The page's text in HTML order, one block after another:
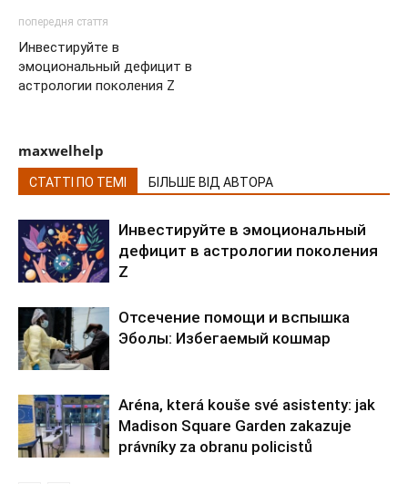
попередня стаття
Инвестируйте в
эмоциональный дефицит в
астрологии поколения Z
maxwelhelp
СТАТТІ ПО ТЕМІ БІЛЬШЕ ВІД АВТОРА
Инвестируйте в эмоциональный
дефицит в астрологии поколения
Z
Отсечение помощи и вспышка
Эболы: Избегаемый кошмар
Aréna, která kouše své asistenty: jak
Madison Square Garden zakazuje
právníky za obranu policistů